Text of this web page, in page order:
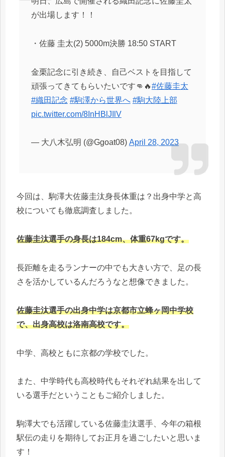
が出場します！！
・佐藤 圭太(2) 5000m決勝 18:50 START
金栗記念に引き続き、自己ベストを目指して
頑張ってきてもらいたいです👊🔥#佐藤圭太
#織田記念 #駒澤から世界へ #駒大陸上部
pic.twitter.com/8InHBlJIlV
— 大八木弘明 (@Ggoat08) April 28, 2023
今回は、駒澤大佐藤圭汰身長体重は？出身中学と高
校についても徹底調査しました。
佐藤圭汰選手の身長は184cm、体重67kgです。
長距離を走るランナーの中でも大きい方で、足の長
さを活かしているんだろうなと想像できました。
佐藤圭汰選手の出身中学は京都市立蜂ヶ岡中学校
で、出身高校は洛南高校です。
中学、高校ともに京都の学校でした。
また、中学時代も高校時代もそれぞれ結果を出して
いる選手だということもご紹介しました。
駒澤大でも活躍している佐藤圭汰選手、今年の箱根
駅伝の走りを期待してお正月を過ごしたいと思いま
す！